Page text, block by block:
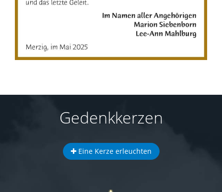
Gedenkkerzen
Eine Kerze erleuchten